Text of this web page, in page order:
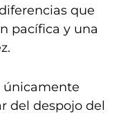
que
pacífica y una
únicamente
del despojo del